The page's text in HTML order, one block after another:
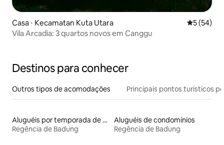
Casa ⋅ Kecamatan Kuta Utara 5 de uma
5 (54)
Vila Arcadia: 3 quartos novos em Canggu
Destinos para conhecer
Outros tipos de acomodações Principais pontos turísticos
Aluguéis por temporada de acomodações de luxo
Regência de Badung
Aluguéis de condomínios
Regência de Badung